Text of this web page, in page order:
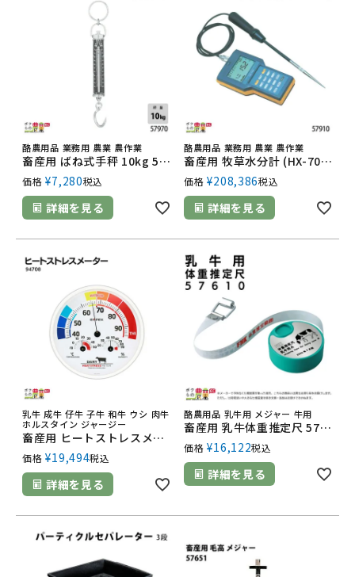
酪農用品 業務用 農業 農作業
畜産用 ばね式手秤 10kg 57970 はかり バネ てんびん 畜産用品 酪農用品
価格 ¥7,280税込
詳細を見る
酪農用品 業務用 農業 農作業
畜産用 牧草水分計 (HX-700) 57910 飼料消化率 健康状態 測定器 畜産 酪農 牧畜 産業動物 牛 豚 養豚 家畜 畜産用品
価格 ¥208,386税込
詳細を見る
乳牛 成牛 仔牛 子牛 和牛 ウシ 肉牛
ホルスタイン ジャージー
畜産用 ヒートストレスメーター 94708 子牛 温度管理 温度計 湿度計 畜産 酪農 牧畜 産業動物 家畜 畜産用品 仔牛 疫病予防 発育改善 寒冷ストレス 暑熱対策 暑熱ストレス 夏バテ エンペックス
価格 ¥19,494税込
詳細を見る
酪農用品 乳牛用 メジャー 牛用
畜産用 乳牛体重推定尺 57610 巻尺式 メジャー 体重予測 畜産 酪農 牧畜 産業動物 牛 畜産用品
価格 ¥16,122税込
詳細を見る